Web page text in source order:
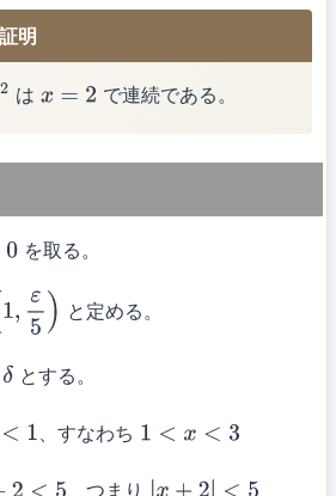
明
は x=2 で連続である。
を取る。
) と定める。
とする。
、すなわち 1<x<3
、つまり